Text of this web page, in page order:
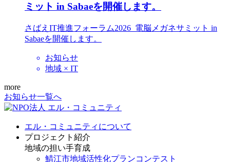
ミット in Sabaeを開催します。
さばえIT推進フォーラム2026_電脳メガネサミット in
Sabaeを開催します。
お知らせ
地域 × IT
more
お知らせ一覧へ
エル・コミュニティについて
プロジェクト紹介
地域の担い手育成
鯖江市地域活性化プランコンテスト